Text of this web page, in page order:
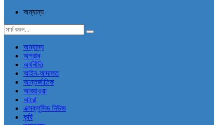
অন্যান্য
অন্যান্য
অপরাধ
অর্থনীতি
আইন-আদালত
আন্তর্জাতিক
আবহাওয়া
আরো
এক্সক্লুসিভ নিউজ
কৃষি